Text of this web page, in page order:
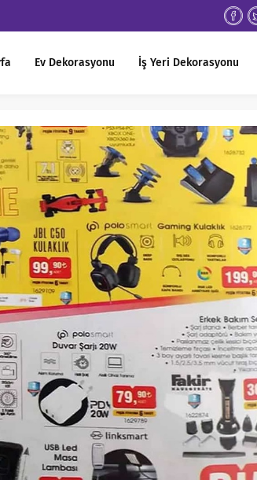
Ev Dekorasyonu İş Yeri Dekorasyonu